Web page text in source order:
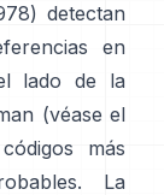
detectan
en
lado de la
(véase el
más
La